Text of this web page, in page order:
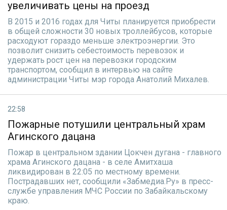
увеличивать цены на проезд
В 2015 и 2016 годах для Читы планируется приобрести
в общей сложности 30 новых троллейбусов, которые
расходуют гораздо меньше электроэнергии. Это
позволит снизить себестоимость перевозок и
удержать рост цен на перевозки городским
транспортом, сообщил в интервью на сайте
администрации Читы мэр города Анатолий Михалев.
22:58
Пожарные потушили центральный храм
Агинского дацана
Пожар в центральном здании Цокчен дугана - главного
храма Агинского дацана - в селе Амитхаша
ликвидирован в 22:05 по местному времени.
Пострадавших нет, сообщили «Забмедиа.Ру» в пресс-
службе управления МЧС России по Забайкальскому
краю.